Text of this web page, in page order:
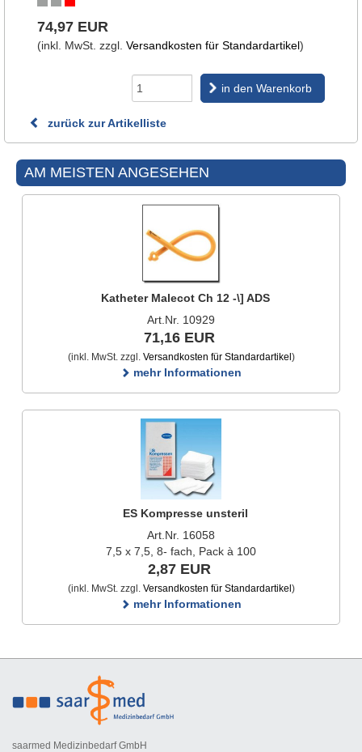
74,97 EUR
(inkl. MwSt. zzgl. Versandkosten für Standardartikel)
in den Warenkorb
zurück zur Artikelliste
AM MEISTEN ANGESEHEN
Katheter Malecot Ch 12 -\] ADS
Art.Nr. 10929
71,16 EUR
(inkl. MwSt. zzgl. Versandkosten für Standardartikel )
mehr Informationen
ES Kompresse unsteril
Art.Nr. 16058
7,5 x 7,5, 8- fach, Pack à 100
2,87 EUR
(inkl. MwSt. zzgl. Versandkosten für Standardartikel )
mehr Informationen
saarmed Medizinbedarf GmbH